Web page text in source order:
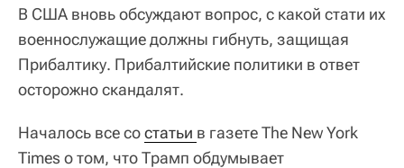
В США вновь обсуждают вопрос, с какой стати их
военнослужащие должны гибнуть, защищая
Прибалтику. Прибалтийские политики в ответ
осторожно скандалят.
Началось все состатьи в газете The New York
Times о том, что Трамп обдумывает